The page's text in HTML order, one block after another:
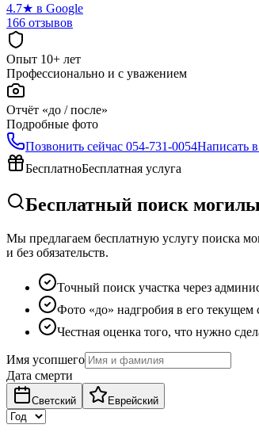
4.7★ в Google
166 отзывов
Опыт 10+ лет
Профессионально и с уважением
Отчёт «до / после»
Подробные фото
Позвонить сейчас 054-731-0054Написать
БесплатноБесплатная услуга
Бесплатный поиск
Мы предлагаем бесплатную услугу поиска
и без обязательств.
Точный поиск участка через
Фото «до» надгробия в его текущем
Честная оценка того, что нужно
Имя усопшего
Дата смерти
Светский Еврейский